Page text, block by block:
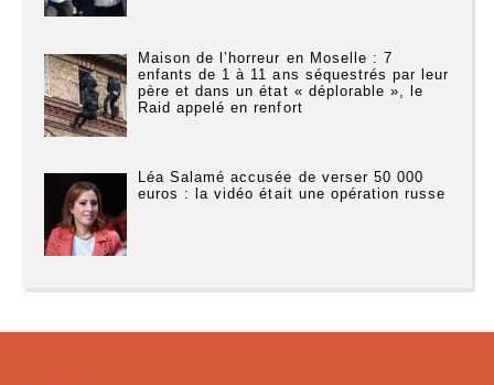
Maison de l’horreur en Moselle : 7
enfants de 1 à 11 ans séquestrés par leur
père et dans un état « déplorable », le
Raid appelé en renfort
Léa Salamé accusée de verser 50 000
euros : la vidéo était une opération russe